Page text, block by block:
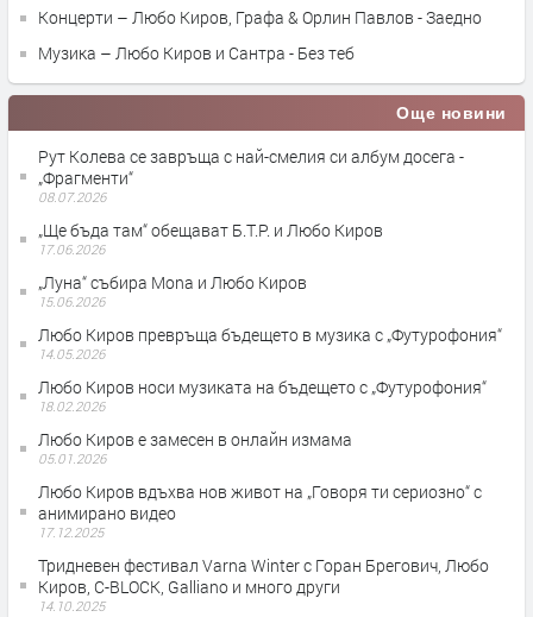
Концерти – Любо Киров, Графа & Орлин Павлов - Заедно
Музика – Любо Киров и Сантра - Без теб
Още новини
Рут Колева се завръща с най-смелия си албум досега -
„Фрагменти“
08.07.2026
„Ще бъда там“ обещават Б.Т.Р. и Любо Киров
17.06.2026
„Луна“ събира Mona и Любо Киров
15.06.2026
Любо Киров превръща бъдещето в музика с „Футурофония“
14.05.2026
Любо Киров носи музиката на бъдещето с „Футурофония“
18.02.2026
Любо Киров е замесен в онлайн измама
05.01.2026
Любо Киров вдъхва нов живот на „Говоря ти сериозно“ с
анимирано видео
17.12.2025
Тридневен фестивал Varna Winter с Горан Брегович, Любо
Киров, C-BLOCK, Galliano и много други
14.10.2025